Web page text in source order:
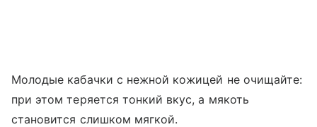
Молодые кабачки с нежной кожицей не очищайте:
при этом теряется тонкий вкус, а мякоть
становится слишком мягкой.